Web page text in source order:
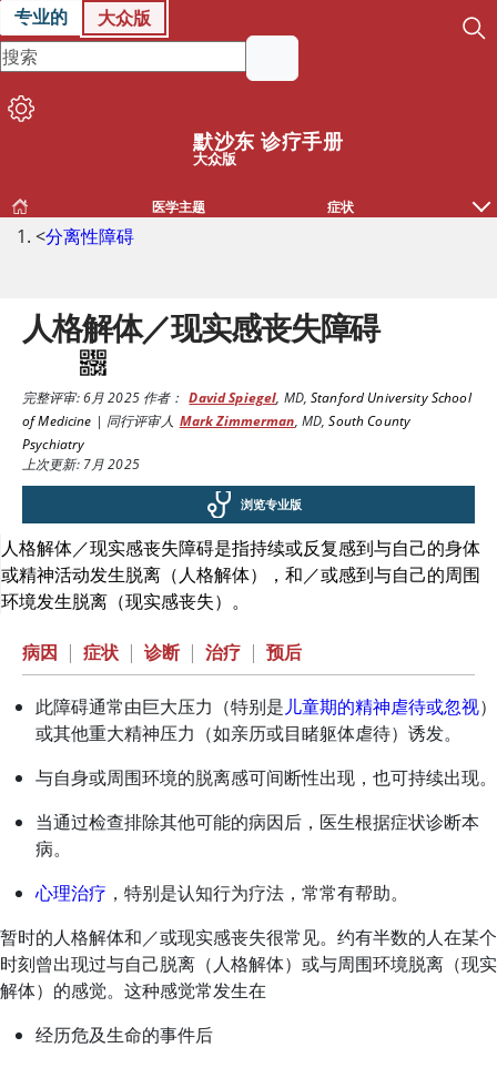
专业的 大众版
默沙东 诊疗手册
大众版
医学主题 症状
<分离性障碍
人格解体／现实感丧失障碍
完整评审:6月 2025作者： David Spiegel, MD,Stanford University School
of Medicine | 同行评审人 Mark Zimmerman, MD,South County
Psychiatry
上次更新: 7月 2025
浏览专业版
人格解体／现实感丧失障碍是指持续或反复感到与自己的身体
或精神活动发生脱离（人格解体），和／或感到与自己的周围
环境发生脱离（现实感丧失）。
病因 | 症状 | 诊断 | 治疗 | 预后
此障碍通常由巨大压力（特别是儿童期的精神虐待或忽视）
或其他重大精神压力（如亲历或目睹躯体虐待）诱发。
与自身或周围环境的脱离感可间断性出现，也可持续出现。
当通过检查排除其他可能的病因后，医生根据症状诊断本
病。
心理治疗 ，特别是认知行为疗法，常常有帮助。
暂时的人格解体和／或现实感丧失很常见。约有半数的人在某个
时刻曾出现过与自己脱离（人格解体）或与周围环境脱离（现实
解体）的感觉。这种感觉常发生在
经历危及生命的事件后